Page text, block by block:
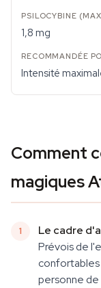
1,8 mg
Intensité
Comment
magiques
Le cadre
Prévois de
confortables
personne